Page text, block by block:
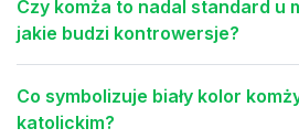
Czy komża to nadal standard u
jakie budzi kontrowersje?
Co symbolizuje biały kolor
katolickim?